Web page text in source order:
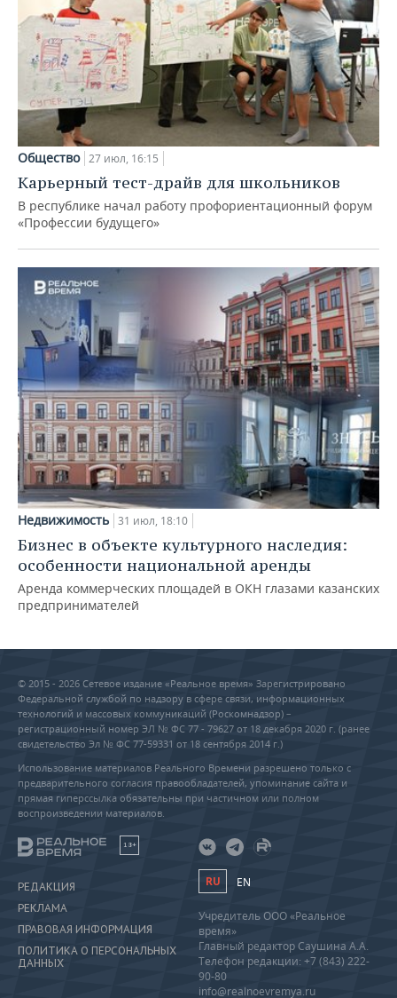
Общество 27 июл, 16:15
Карьерный тест-драйв для школьников
В республике начал работу профориентационный форум
«Профессии будущего»
Недвижимость 31 июл, 18:10
Бизнес в объекте культурного наследия:
особенности национальной аренды
Аренда коммерческих площадей в ОКН глазами казанских
предпринимателей
© 2015 - 2026 Сетевое издание «Реальное время» Зарегистрировано
Федеральной службой по надзору в сфере связи, информационных
технологий и массовых коммуникаций (Роскомнадзор) –
регистрационный номер ЭЛ № ФС 77 - 79627 от 18 декабря 2020 г. (ранее
свидетельство Эл № ФС 77-59331 от 18 сентября 2014 г.)
Использование материалов Реального Времени разрешено только с
предварительного согласия правообладателей, упоминание сайта и
прямая гиперссылка обязательны при частичном или полном
воспроизведении материалов.
18+
РЕДАКЦИЯ
РЕКЛАМА
ПРАВОВАЯ ИНФОРМАЦИЯ
ПОЛИТИКА О ПЕРСОНАЛЬНЫХ
ДАННЫХ
RU EN
Учредитель ООО «Реальное
время»
Главный редактор Саушина А.А.
Телефон редакции: +7 (843) 222-
90-80
info@realnoevremya.ru